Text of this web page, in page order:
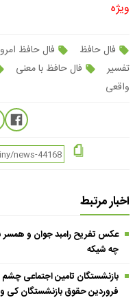
ویژه
فال حافظ فال حافظ
تفسیر
فال حافظ با معنی
واقعی
اخبار مرتبط
عکس تفریح رامبد جوان و همسر
چه شیکه
فروردین حقوق بازنشستگان کی